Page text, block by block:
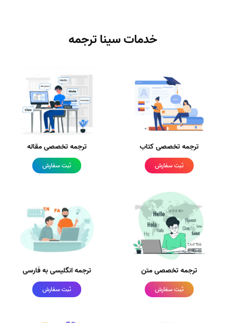
خدمات سینا ترجمه
ترجمه تخصصی کتاب
ثبت سفارش
ترجمه تخصصی مقاله
ثبت سفارش
ترجمه تخصصی متن
ثبت سفارش
ترجمه انگلیسی به فارسی
ثبت سفارش